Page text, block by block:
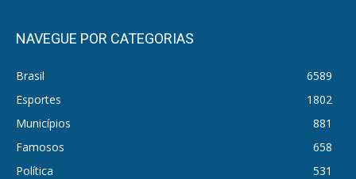
NAVEGUE POR CATEGORIAS
Brasil
6589
Esportes
1802
Municípios
881
Famosos
658
Política
531